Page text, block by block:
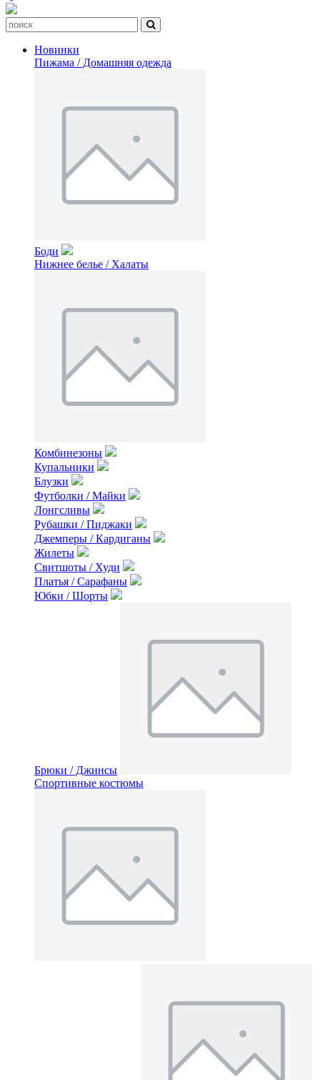
Новинки
Пижама / Домашняя одежда
Боди
Нижнее белье / Халаты
Комбинезоны
Купальники
Блузки
Футболки / Майки
Лонгсливы
Рубашки / Пиджаки
Джемперы / Кардиганы
Жилеты
Свитшоты / Худи
Платья / Сарафаны
Юбки / Шорты
Брюки / Джинсы
Спортивные костюмы